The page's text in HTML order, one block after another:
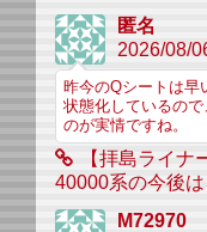
匿名
2026/08/
昨今のQシートは早
状態化しているの
のが実情ですね。
【拝島ライナ
40000系の今後は
M72970